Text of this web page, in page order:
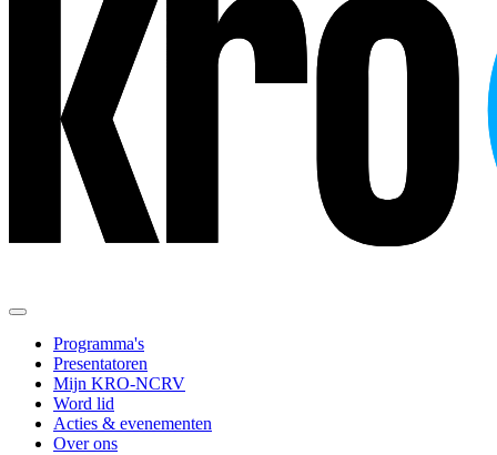
Programma's
Presentatoren
Mijn KRO-NCRV
Word lid
Acties & evenementen
Over ons